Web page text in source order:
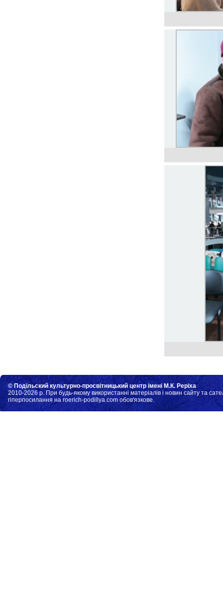
© Подільский культурно-просвітницький центр імені М.К. Реріха
2010-2026 р. При будь-якому використанні матеріалів і новин сайту та
гіперпосилання на roerich-podillya.com обов'язкове.